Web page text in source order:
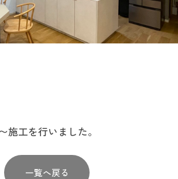
CONTACT
施工を行いました。
一覧へ戻る